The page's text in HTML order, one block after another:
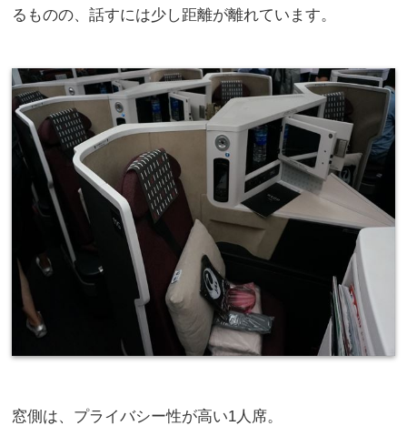
るものの、話すには少し距離が離れています。
窓側は、プライバシー性が高い1人席。